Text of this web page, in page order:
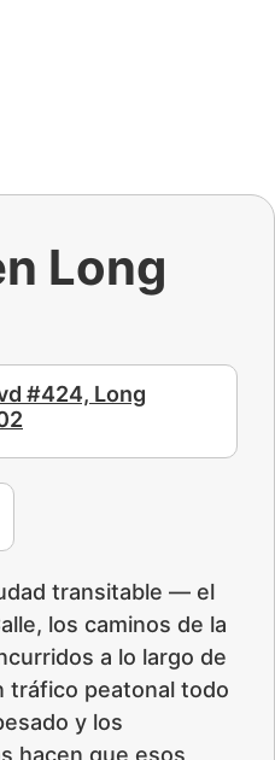
Long
#424, Long
transitable — el
los caminos de la
a lo largo de
tráfico peatonal todo
y los
hacen que esos